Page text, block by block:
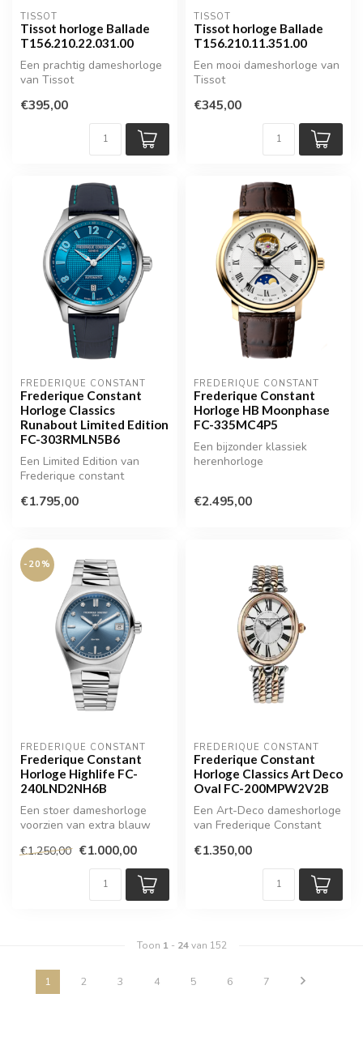
TISSOT
Tissot horloge Ballade
T156.210.22.031.00
Een prachtig dameshorloge
van Tissot
€395,00
TISSOT
Tissot horloge Ballade
T156.210.11.351.00
Een mooi dameshorloge van
Tissot
€345,00
FREDERIQUE CONSTANT
Frederique Constant
Horloge Classics
Runabout Limited Edition
FC-303RMLN5B6
Een Limited Edition van
Frederique constant
speciale doos
€1.795,00
FREDERIQUE CONSTANT
Frederique Constant
Horloge HB Moonphase
FC-335MC4P5
Een bijzonder klassiek
herenhorloge
€2.495,00
-20%
FREDERIQUE CONSTANT
Frederique Constant
Horloge Highlife FC-
240LND2NH6B
Een stoer dameshorloge
voorzien van extra blauw
€1.250,00 €1.000,00
FREDERIQUE CONSTANT
Frederique Constant
Horloge Classics Art Deco
Oval FC-200MPW2V2B
Een Art-Deco dameshorloge
van Frederique Constant
€1.350,00
Toon 1- 24van 152
1 2 3 4 5 6 7